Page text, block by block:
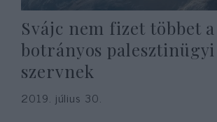
Svájc nem fizet többet a
botrányos
szervnek
2019. július 30.